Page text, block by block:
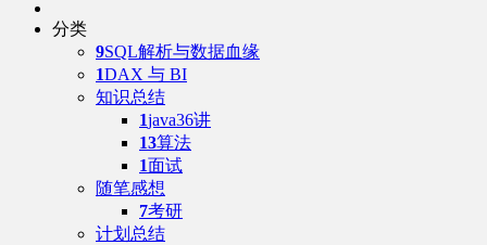
分类
9SQL解析与数据血缘
1DAX 与 BI
知识总结
1java36讲
13算法
1面试
随笔感想
7考研
计划总结